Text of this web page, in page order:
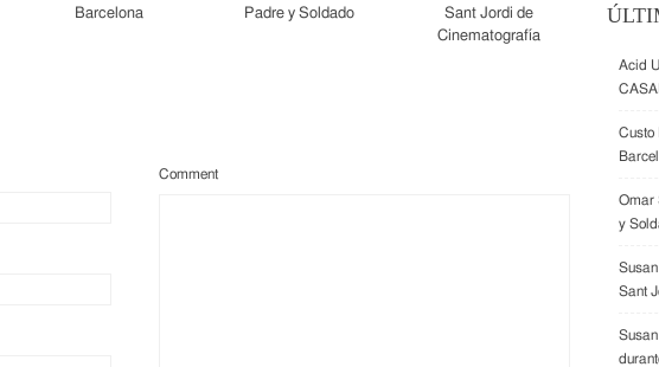
Barcelona
Padre y Soldado
Sant Jordi de
Cinematografía
Comment
Acid
Custo
Omar
y
Sant